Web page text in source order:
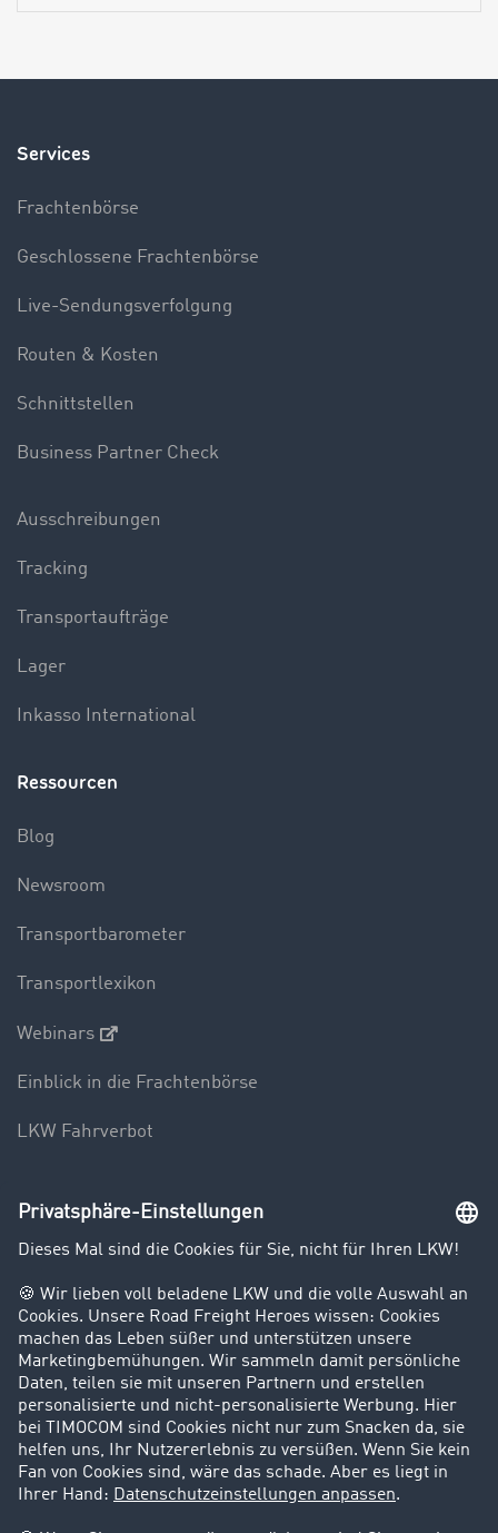
Services
Frachtenbörse
Geschlossene Frachtenbörse
Live-Sendungsverfolgung
Routen & Kosten
Schnittstellen
Business Partner Check
Ausschreibungen
Tracking
Transportaufträge
Lager
Inkasso International
Ressourcen
Blog
Newsroom
Transportbarometer
Transportlexikon
Webinars
Einblick in die Frachtenbörse
LKW Fahrverbot
Unternehmen
Kunden werben Kunden
Success Stories
Karriere
Support
Kontakt